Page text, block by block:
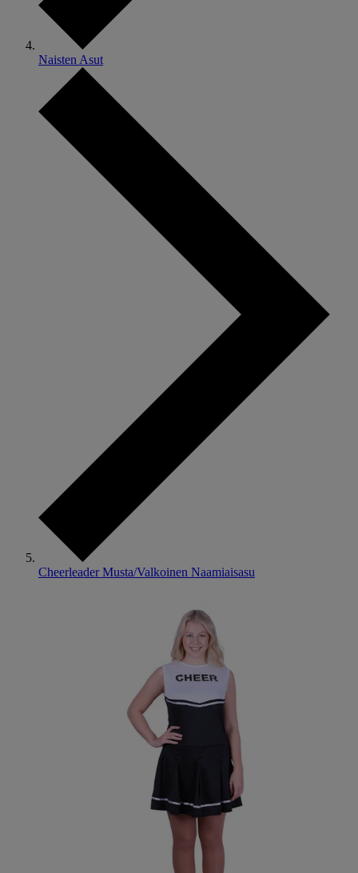
Naisten Asut
Cheerleader Musta/Valkoinen Naamiaisasu